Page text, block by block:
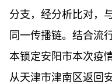
分支，经分析比对，
同一传播链。结合流
本锁定安阳市本次疫
从天津市津南区返回